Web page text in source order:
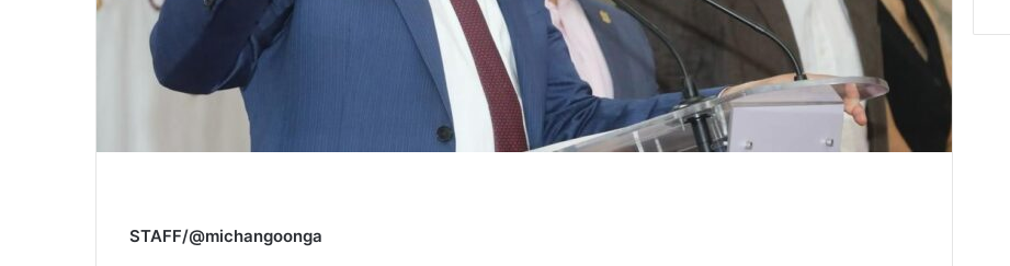
STAFF/@michangoonga